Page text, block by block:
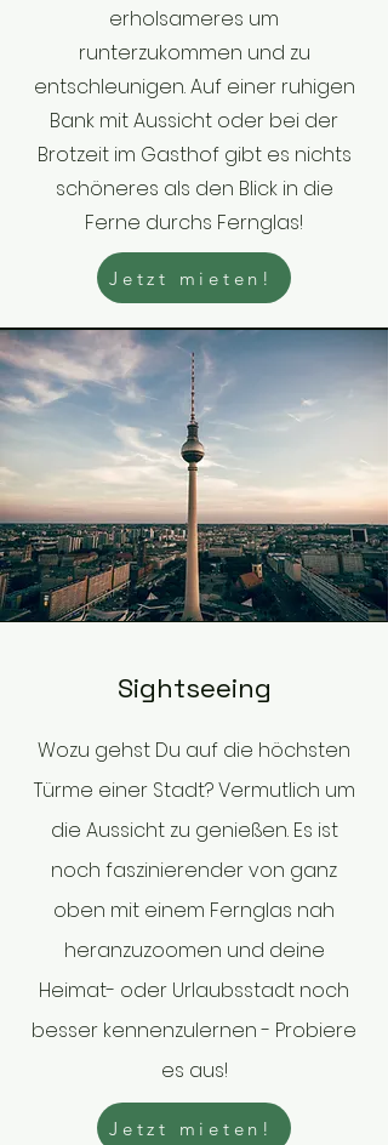
erholsameres um
runterzukommen und zu
entschleunigen. Auf einer ruhigen
Bank mit Aussicht oder bei der
Brotzeit im Gasthof gibt es nichts
schöneres als den Blick in die
Ferne durchs Fernglas!
Jetzt mieten!
Sightseeing
Wozu gehst Du auf die höchsten
Türme einer Stadt? Vermutlich um
die Aussicht zu genießen. Es ist
noch faszinierender von ganz
oben mit einem Fernglas nah
heranzuzoomen und deine
Heimat- oder Urlaubsstadt noch
besser kennenzulernen - Probiere
es aus!
Jetzt mieten!